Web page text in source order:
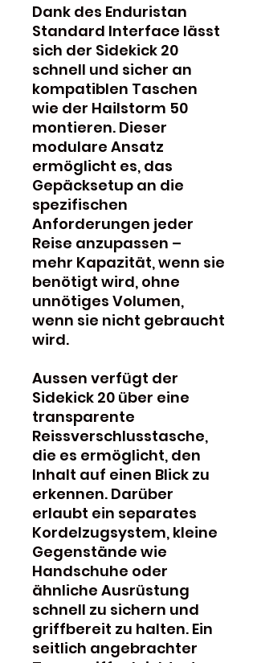
Dank des Enduristan
Standard Interface lässt
sich der Sidekick 20
schnell und sicher an
kompatiblen Taschen
wie der Hailstorm 50
montieren. Dieser
modulare Ansatz
ermöglicht es, das
Gepäcksetup an die
spezifischen
Anforderungen jeder
Reise anzupassen –
mehr Kapazität, wenn sie
benötigt wird, ohne
unnötiges Volumen,
wenn sie nicht gebraucht
wird.
Aussen verfügt der
Sidekick 20 über eine
transparente
Reissverschlusstasche,
die es ermöglicht, den
Inhalt auf einen Blick zu
erkennen. Darüber
erlaubt ein separates
Kordelzugsystem, kleine
Gegenstände wie
Handschuhe oder
ähnliche Ausrüstung
schnell zu sichern und
griffbereit zu halten. Ein
seitlich angebrachter